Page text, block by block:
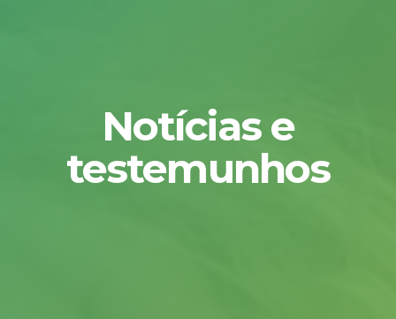
Notícias e
testemunhos